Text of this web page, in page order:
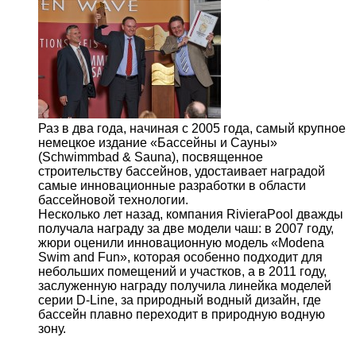
Раз в два года, начиная с 2005 года, самый крупное
немецкое издание «Бассейны и Сауны»
(Schwimmbad & Sauna), посвященное
строительству бассейнов, удостаивает наградой
самые инновационные разработки в области
бассейновой технологии.
Несколько лет назад, компания RivieraPool дважды
получала награду за две модели чаш: в 2007 году,
жюри оценили инновационную модель «Modena
Swim and Fun», которая особенно подходит для
небольших помещений и участков, а в 2011 году,
заслуженную награду получила линейка моделей
серии D-Line, за природный водный дизайн, где
бассейн плавно переходит в природную водную
зону.